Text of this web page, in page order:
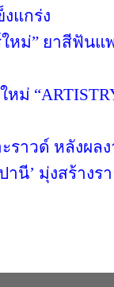
แกร่ง
ใหม่” ยาสีฟัน
ม่
ะราวด์ หลังผ
นี’ มุ่งสร้างร